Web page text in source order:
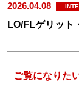
2026.04.08
LO/FLゲリット